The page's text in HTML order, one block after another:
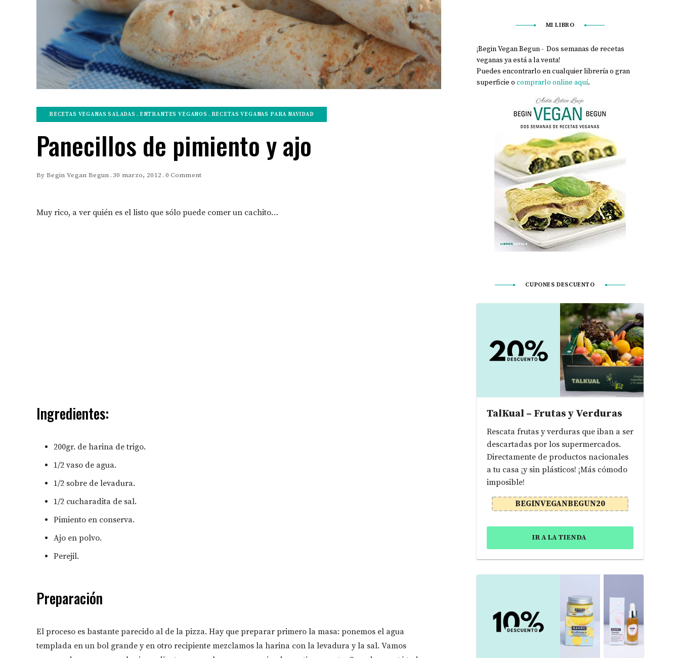
RECETAS VEGANAS SALADAS ENTRANTES VEGANOS RECETAS VEGANAS PARA NAVIDAD
Panecillos de pimiento y ajo
By Begin Vegan Begun 30 marzo, 2012 0 Comment
Muy rico, a ver quién es el listo que sólo puede comer un cachito…
Ingredientes:
200gr. de harina de trigo.
1/2 vaso de agua.
1/2 sobre de levadura.
1/2 cucharadita de sal.
Pimiento en conserva.
Ajo en polvo.
Perejil.
Preparación
El proceso es bastante parecido al de la pizza. Hay que preparar primero la masa: ponemos el agua
templada en un bol grande y en otro recipiente mezclamos la harina con la levadura y la sal. Vamos
MI LIBRO
¡Begin Vegan Begun - Dos semanas de recetas
veganas ya está a la venta!
Puedes encontrarlo en cualquier librería o gran
superficie o comprarlo online aquí.
CUPONES DESCUENTO
TalKual – Frutas y Verduras
Rescata frutas y verduras que iban a ser
descartadas por los supermercados.
Directamente de productos nacionales
a tu casa ¡y sin plásticos! ¡Más cómodo
imposible!
BEGINVEGANBEGUN20
IR A LA TIENDA